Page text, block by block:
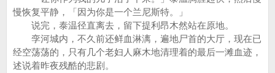
慢恢复平静，「因为你是一个兰尼斯特。」
说完，泰温径直离去，留下提利昂木然站在原地。
孪河城内，不久前还鲜血淋漓，遍地尸首的大厅，现在已
经空荡荡的，只有几个老妇人麻木地清理着的最后一滩血迹，
述说着昨夜残酷的悲剧。